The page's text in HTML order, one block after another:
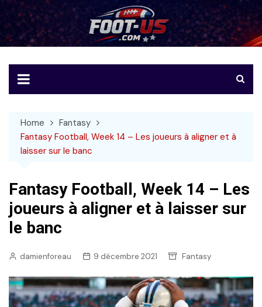
to
content
Foot-US
Le football américain en français
Home
Fantasy
Fantasy Football, Week 14 – Les joueurs à aligner et à
laisser sur le banc
Fantasy Football, Week 14 – Les
joueurs à aligner et à laisser sur
le banc
damienforeau 9 décembre 2021 Fantasy